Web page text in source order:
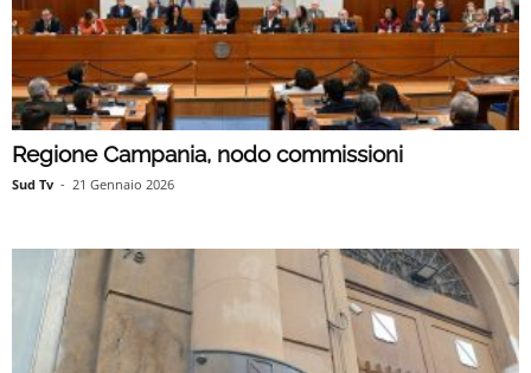
Regione Campania, nodo commissioni
Sud Tv - 21 Gennaio 2026